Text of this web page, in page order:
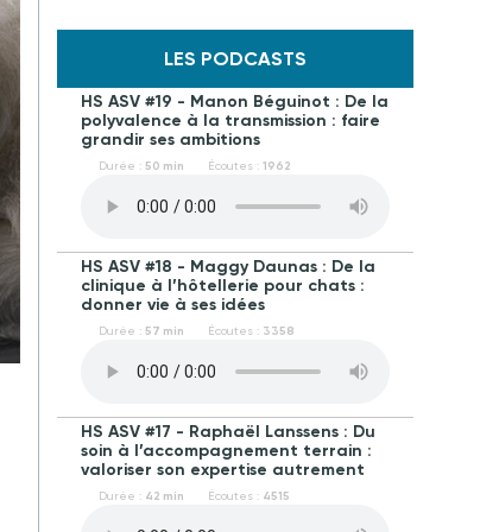
LES PODCASTS
HS ASV #19 - Manon Béguinot : De la
polyvalence à la transmission : faire
grandir ses ambitions
Durée : 50 min Écoutes : 1962
HS ASV #18 - Maggy Daunas : De la
clinique à l’hôtellerie pour chats :
donner vie à ses idées
Durée : 57 min Écoutes : 3358
HS ASV #17 - Raphaël Lanssens : Du
soin à l’accompagnement terrain :
valoriser son expertise autrement
Durée : 42 min Écoutes : 4515